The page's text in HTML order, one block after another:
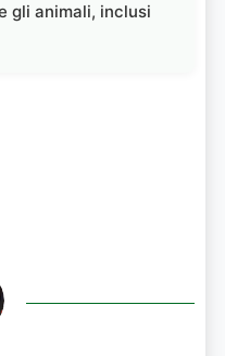
gli animali, inclusi